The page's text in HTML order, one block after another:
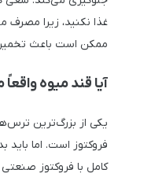
غذا نکنید، زیرا مصرف
ممکن است باعث
آیا قند میوه
یکی از بزرگ‌ترین
فروکتوز است. اما باید
کامل با فروکتوز